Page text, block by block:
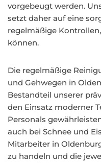
vorgebeugt werden.
setzt daher auf eine
regelmäßige
können.
Die regelmäßige
und Gehwegen in
Bestandteil unserer
den Einsatz moderner
Personals
auch bei Schnee und
Mitarbeiter in
zu handeln und die